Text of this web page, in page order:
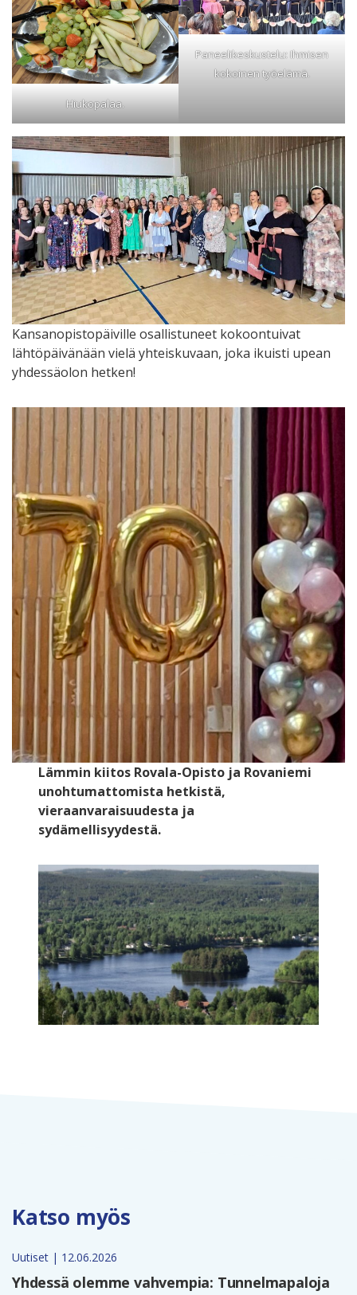
Hiukopalaa.
Paneelikeskustelu: Ihmisen
kokoinen työelämä.
Kansanopistopäiville osallistuneet kokoontuivat
lähtöpäivänään vielä yhteiskuvaan, joka ikuisti upean
yhdessäolon hetken!
Lämmin kiitos Rovala-Opisto ja Rovaniemi
unohtumattomista hetkistä,
vieraanvaraisuudesta ja
sydämellisyydestä.
Katso myös
Uutiset | 12.06.2026
Yhdessä olemme vahvempia: Tunnelmapaloja